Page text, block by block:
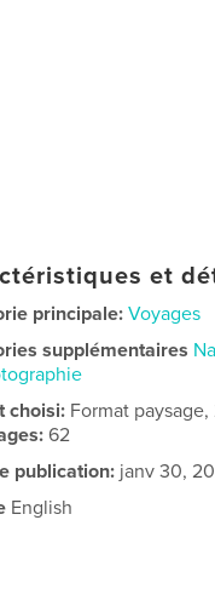
et
principale: Voyages
supplémentaires
choisi: Format
62
publication: janv 30,
English